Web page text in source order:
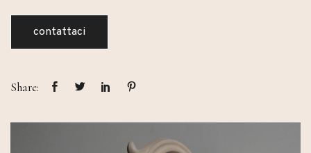
contattaci
Share: